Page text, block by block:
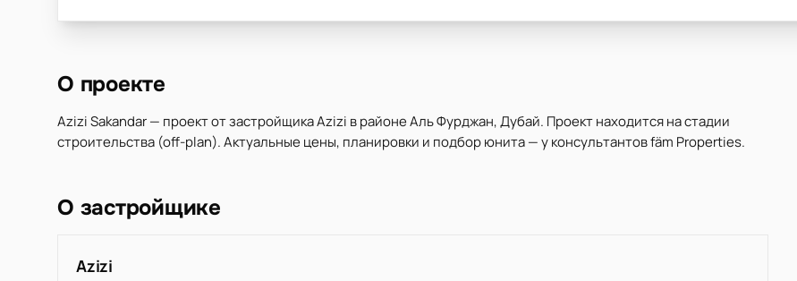
О проекте
Azizi Sakandar — проект от застройщика Azizi в районе Аль Фурджан, Дубай. Проект находится на стадии
строительства (off-plan). Актуальные цены, планировки и подбор юнита — у консультантов fäm Properties.
О застройщике
Azizi